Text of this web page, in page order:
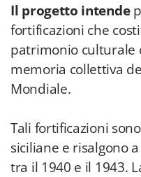
Il progetto intende
fortificazioni che
patrimonio culturale
memoria collettiva
Mondiale.
Tali fortificazioni
siciliane e risalgono
tra il 1940 e il 1943.